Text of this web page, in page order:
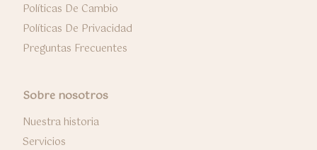
Políticas De Cambio
Políticas De Privacidad
Preguntas Frecuentes
Sobre nosotros
Nuestra historia
Servicios